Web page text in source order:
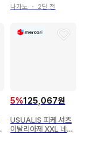
나가노 ・ 2달 전
5%125,067원
USUALIS 피케 셔츠
이탈리아제 XXL 네이